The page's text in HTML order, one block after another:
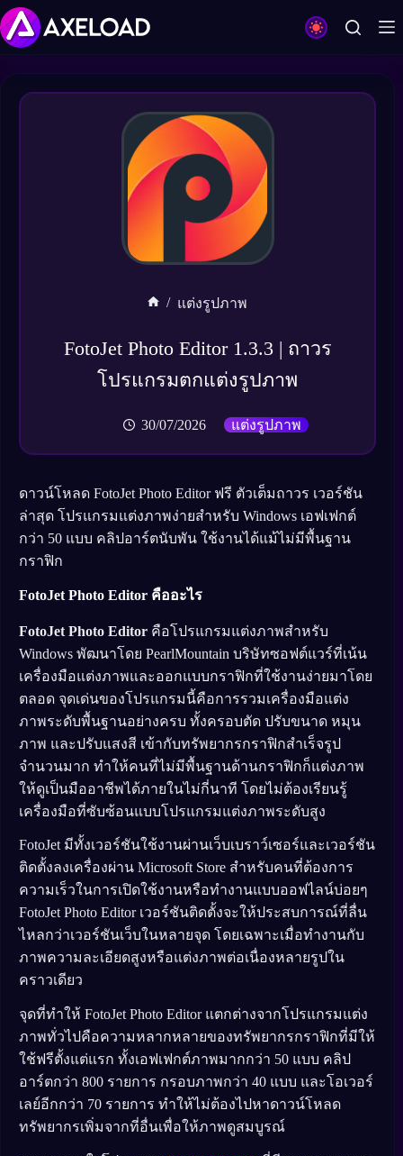
Skip
to
content
/ แต่งรูปภาพ
FotoJet Photo Editor 1.3.3 | ถาวร
โปรแกรมตกแต่งรูปภาพ
30/07/2026 แต่งรูปภาพ
ดาวน์โหลด FotoJet Photo Editor ฟรี ตัวเต็มถาวร เวอร์ชัน
ล่าสุด โปรแกรมแต่งภาพง่ายสำหรับ Windows เอฟเฟกต์
กว่า 50 แบบ คลิปอาร์ตนับพัน ใช้งานได้แม้ไม่มีพื้นฐาน
กราฟิก
FotoJet Photo Editor คืออะไร
FotoJet Photo Editor คือโปรแกรมแต่งภาพสำหรับ
Windows พัฒนาโดย PearlMountain บริษัทซอฟต์แวร์ที่เน้น
เครื่องมือแต่งภาพและออกแบบกราฟิกที่ใช้งานง่ายมาโดย
ตลอด จุดเด่นของโปรแกรมนี้คือการรวมเครื่องมือแต่ง
ภาพระดับพื้นฐานอย่างครบ ทั้งครอบตัด ปรับขนาด หมุน
ภาพ และปรับแสงสี เข้ากับทรัพยากรกราฟิกสำเร็จรูป
จำนวนมาก ทำให้คนที่ไม่มีพื้นฐานด้านกราฟิกก็แต่งภาพ
ให้ดูเป็นมืออาชีพได้ภายในไม่กี่นาที โดยไม่ต้องเรียนรู้
เครื่องมือที่ซับซ้อนแบบโปรแกรมแต่งภาพระดับสูง
FotoJet มีทั้งเวอร์ชันใช้งานผ่านเว็บเบราว์เซอร์และเวอร์ชัน
ติดตั้งลงเครื่องผ่าน Microsoft Store สำหรับคนที่ต้องการ
ความเร็วในการเปิดใช้งานหรือทำงานแบบออฟไลน์บ่อยๆ
FotoJet Photo Editor เวอร์ชันติดตั้งจะให้ประสบการณ์ที่ลื่น
ไหลกว่าเวอร์ชันเว็บในหลายจุด โดยเฉพาะเมื่อทำงานกับ
ภาพความละเอียดสูงหรือแต่งภาพต่อเนื่องหลายรูปใน
คราวเดียว
จุดที่ทำให้ FotoJet Photo Editor แตกต่างจากโปรแกรมแต่ง
ภาพทั่วไปคือความหลากหลายของทรัพยากรกราฟิกที่มีให้
ใช้ฟรีตั้งแต่แรก ทั้งเอฟเฟกต์ภาพมากกว่า 50 แบบ คลิป
อาร์ตกว่า 800 รายการ กรอบภาพกว่า 40 แบบ และโอเวอร์
เลย์อีกกว่า 70 รายการ ทำให้ไม่ต้องไปหาดาวน์โหลด
ทรัพยากรเพิ่มจากที่อื่นเพื่อให้ภาพดูสมบูรณ์